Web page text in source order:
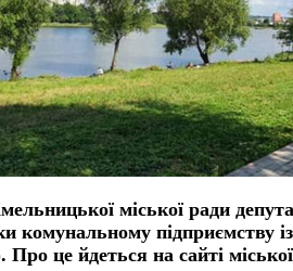
міської ради
комунальному підприємству
це йдеться на сайті